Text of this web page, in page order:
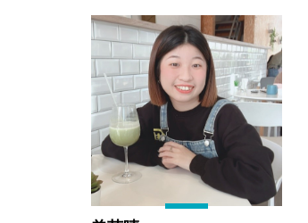
課程主要以英文授課，強調課
堂參與與討論，課程內容也經
常結合義大利及歐洲各地的實
際案例，讓我能更深入理解歐
洲的社會、政治與發展議題。
課堂外，我積極參加 Erasmus
Student Network
Torino（ESN）的活動，這個
組織是專門為杜林的 Erasmus
交換學生而設。杜林是一座充
滿文化底蘊與現代活力的城
條學術之路似乎正在慢慢走上
軌道。 不同於大學的知識學習
過程，研究所更多注重自我學
習的內化與輸出。在中山大學
政治所，教授會提供課程所需
的文本，學生透過閱讀瞭解文
本的基礎知識，並鼓勵學生加
以與同儕、老師們的討論表達
對不同觀點的反思與批判之
情，這是學術生涯不可或缺的
能力。課程選擇上也給予學生
極大的彈性自由，同時涵蓋國